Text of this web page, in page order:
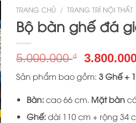
TRANG CHỦ / TRANG TRÍ NỘI THẤT
Bộ bàn ghế đá
5.000.000₫
Giá
gốc
là:
5.000.000
Sản phẩm bao gồm: 3 Ghế +
Bàn:cao 66 cm. Mặt bàn
Ghế:dài 110 cm + rộng 34